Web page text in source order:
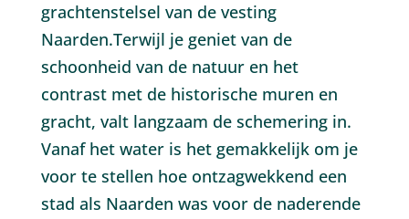
grachtenstelsel van de vesting
Naarden.Terwijl je geniet van de
schoonheid van de natuur en het
contrast met de historische muren en
gracht, valt langzaam de schemering in.
Vanaf het water is het gemakkelijk om je
voor te stellen hoe ontzagwekkend een
stad als Naarden was voor de naderende